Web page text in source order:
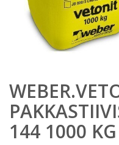
144 1000 KG